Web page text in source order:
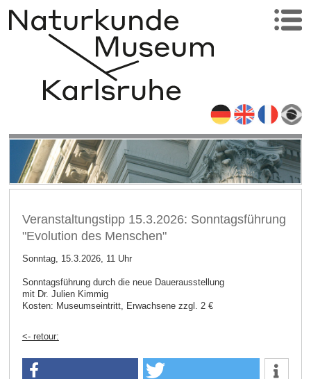
Veranstaltungstipp 15.3.2026: Sonntagsführung
"Evolution des Menschen"
Sonntag, 15.3.2026, 11 Uhr
Sonntagsführung durch die neue Dauerausstellung
mit Dr. Julien Kimmig
Kosten: Museumseintritt, Erwachsene zzgl. 2 €
<- retour: